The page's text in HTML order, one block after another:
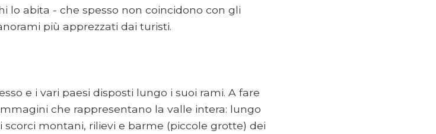
lo abita - che spesso non coincidono con gli
più apprezzati dai turisti.
e i vari paesi disposti lungo i suoi rami. A fare
che rappresentano la valle intera: lungo
montani, rilievi e barme (piccole grotte) dei